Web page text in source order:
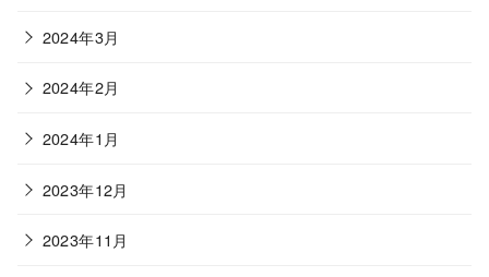
2024年3月
2024年2月
2024年1月
2023年12月
2023年11月